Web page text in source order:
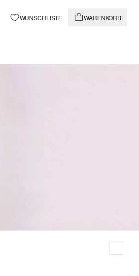
WUNSCHLISTE WARENKORB